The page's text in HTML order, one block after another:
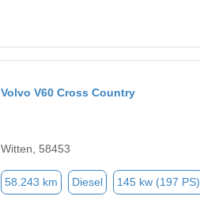
Volvo V60 Cross Country
Witten, 58453
58.243 km Diesel 145 kw (197 PS)